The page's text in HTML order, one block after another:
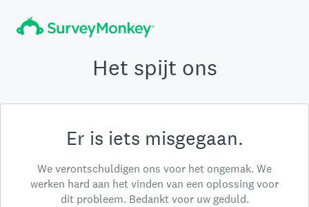
Het spijt ons
Er is iets misgegaan.
We verontschuldigen ons voor het ongemak. We
werken hard aan het vinden van een oplossing voor
dit probleem. Bedankt voor uw geduld.